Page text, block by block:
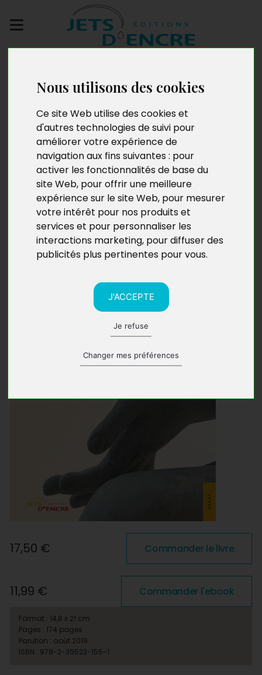
Nous utilisons des cookies
Ce site Web utilise des cookies et
d'autres technologies de suivi pour
améliorer votre expérience de
navigation aux fins suivantes : pour
activer les fonctionnalités de base du
site Web, pour offrir une meilleure
expérience sur le site Web, pour mesurer
votre intérêt pour nos produits et
services et pour personnaliser les
interactions marketing, pour diffuser des
publicités plus pertinentes pour vous.
J'ACCEPTE
Je refuse
Changer mes préférences
Bouddhisme, Tibet,
Conscience : une
trilogie de
confrontations
17,50 € Commander le livre
11,99 € Commander l'ebook
Format : 14,8 x 21 cm
Pages : 174 pages
Parution : août 2019
ISBN : 978-2-35523-155-1